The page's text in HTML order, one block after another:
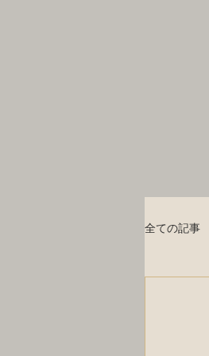
全ての記事
レシ